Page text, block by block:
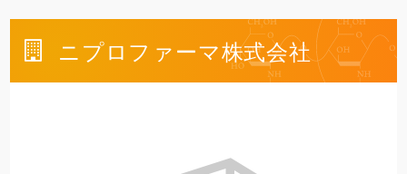
ニプロファーマ株式会社